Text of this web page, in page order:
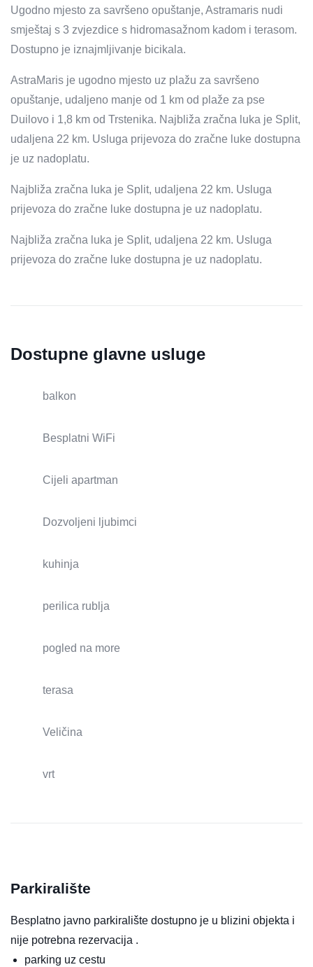
Ugodno mjesto za savršeno opuštanje, Astramaris nudi
smještaj s 3 zvjezdice s hidromasažnom kadom i terasom.
Dostupno je iznajmljivanje bicikala.
AstraMaris je ugodno mjesto uz plažu za savršeno
opuštanje, udaljeno manje od 1 km od plaže za pse
Duilovo i 1,8 km od Trstenika. Najbliža zračna luka je Split,
udaljena 22 km. Usluga prijevoza do zračne luke dostupna
je uz nadoplatu.
Najbliža zračna luka je Split, udaljena 22 km. Usluga
prijevoza do zračne luke dostupna je uz nadoplatu.
Najbliža zračna luka je Split, udaljena 22 km. Usluga
prijevoza do zračne luke dostupna je uz nadoplatu.
Dostupne glavne usluge
balkon
Besplatni WiFi
Cijeli apartman
Dozvoljeni ljubimci
kuhinja
perilica rublja
pogled na more
terasa
Veličina
vrt
Parkiralište
Besplatno javno parkiralište dostupno je u blizini objekta i
nije potrebna rezervacija .
parking uz cestu